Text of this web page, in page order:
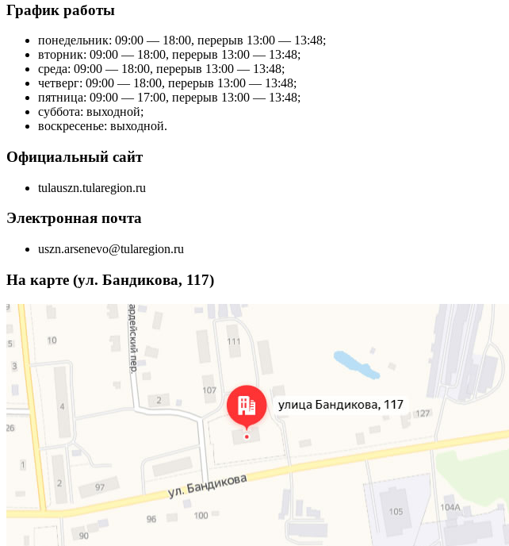
График работы
понедельник: 09:00 — 18:00, перерыв 13:00 — 13:48;
вторник: 09:00 — 18:00, перерыв 13:00 — 13:48;
среда: 09:00 — 18:00, перерыв 13:00 — 13:48;
четверг: 09:00 — 18:00, перерыв 13:00 — 13:48;
пятница: 09:00 — 17:00, перерыв 13:00 — 13:48;
суббота: выходной;
воскресенье: выходной.
Официальный сайт
tulauszn.tularegion.ru
Электронная почта
uszn.arsenevo@tularegion.ru
На карте (ул. Бандикова, 117)